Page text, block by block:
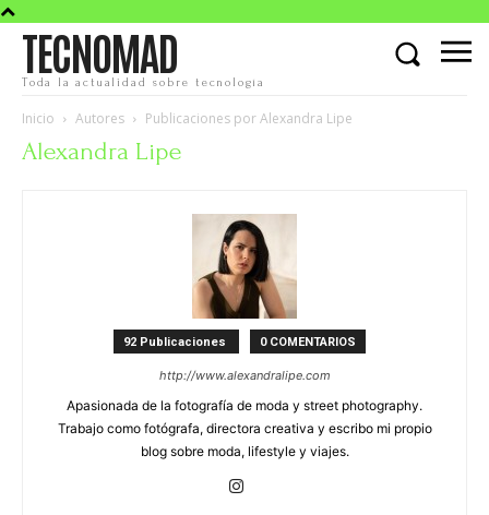
TECNOMAD
Toda la actualidad sobre tecnología
Inicio Autores Publicaciones por Alexandra Lipe
Alexandra Lipe
92 Publicaciones 0 COMENTARIOS
http://www.alexandralipe.com
Apasionada de la fotografía de moda y street photography.
Trabajo como fotógrafa, directora creativa y escribo mi propio
blog sobre moda, lifestyle y viajes.